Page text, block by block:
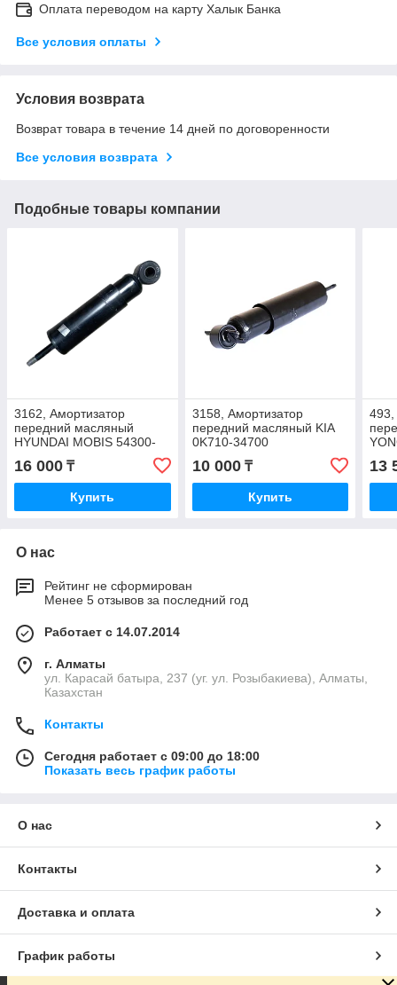
Оплата переводом на карту Халык Банка
Все условия оплаты
Условия возврата
Возврат товара в течение 14 дней по договоренности
Все условия возврата
Подобные товары компании
3162, Амортизатор
передний масляный
HYUNDAI MOBIS 54300-
16 000 ₸
Купить
3158, Амортизатор
передний масляный KIA
0K710-34700
10 000₸
Купить
493,
13
О нас
Рейтинг не сформирован
Менее 5 отзывов за последний год
Работает с 14.07.2014
г. Алматы
ул. Карасай батыра, 237 (уг. ул. Розыбакиева), Алматы,
Казахстан
Контакты
Сегодня работает с 09:00 до 18:00
Показать весь график работы
О нас
Контакты
Доставка и оплата
График работы